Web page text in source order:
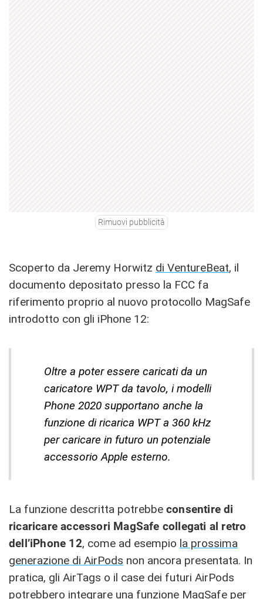
Rimuovi pubblicità
Scoperto da Jeremy Horwitz di VentureBeat, il
documento depositato presso la FCC fa
riferimento proprio al nuovo protocollo MagSafe
introdotto con gli iPhone 12:
Oltre a poter essere caricati da un
caricatore WPT da tavolo, i modelli
Phone 2020 supportano anche la
funzione di ricarica WPT a 360 kHz
per caricare in futuro un potenziale
accessorio Apple esterno.
La funzione descritta potrebbe consentire di
ricaricare accessori MagSafe collegati al retro
dell’iPhone 12, come ad esempio la prossima
generazione di AirPods non ancora presentata. In
pratica, gli AirTags o il case dei futuri AirPods
potrebbero integrare una funzione MagSafe per